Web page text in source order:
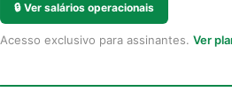
🔒 Ver salários operacionais
Acesso exclusivo para assinantes. Ver